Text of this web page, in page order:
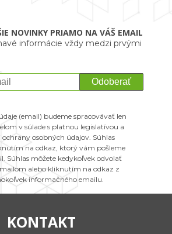
NOVINKY PRIAMO NA VÁŠ EMAIL
informácie vždy medzi prvými
Odoberať
(email) budeme spracovávať len
v súlade s platnou legislatívou a
ochrany osobných údajov. Súhlas
na odkaz, ktorý vám pošleme
Súhlas môžete kedykoľvek odvolať
alebo kliknutím na odkaz z
informačného emailu.
KONTAKT